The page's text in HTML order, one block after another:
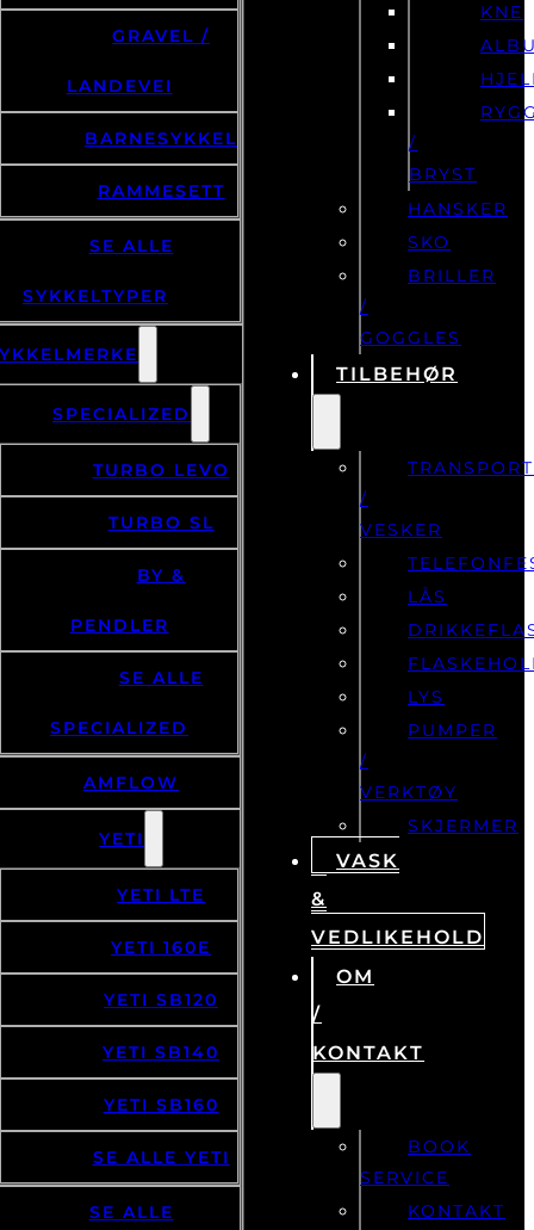
GRAVEL /
LANDEVEI
BARNESYKKEL
RAMMESETT
SE ALLE
SYKKELTYPER
SPECIALIZED
TURBO LEVO
TURBO SL
BY &
PENDLER
SE ALLE
SPECIALIZED
AMFLOW
YETI
YETI LTE
YETI 160E
YETI SB120
YETI SB140
YETI SB160
SE ALLE YETI
SE ALLE
KNE
/
BRYST
HANSKER
SKO
BRILLER
/
GOGGLES
TILBEHØR
TRANSPORT
/
VESKER
LÅS
LYS
PUMPER
/
VERKTØY
SKJERMER
VASK
&
VEDLIKEHOLD
OM
/
KONTAKT
BOOK
SERVICE
KONTAKT